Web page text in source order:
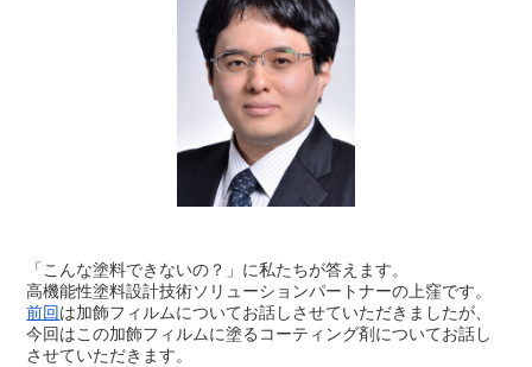
「こんな塗料できないの？」に私たちが答えます。
高機能性塗料設計技術ソリューションパートナーの上窪です。
前回は加飾フィルムについてお話しさせていただきましたが、
今回はこの加飾フィルムに塗るコーティング剤についてお話し
させていただきます。